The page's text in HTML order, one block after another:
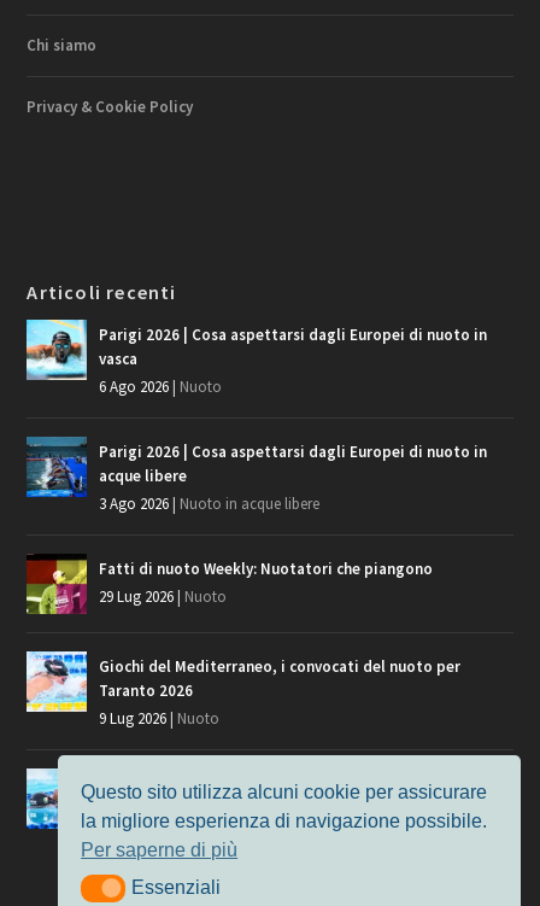
Chi siamo
Privacy & Cookie Policy
Articoli recenti
Parigi 2026 | Cosa aspettarsi dagli Europei di nuoto in
vasca
6 Ago 2026| Nuoto
Parigi 2026 | Cosa aspettarsi dagli Europei di nuoto in
acque libere
3 Ago 2026| Nuoto in acque libere
Fatti di nuoto Weekly: Nuotatori che piangono
29 Lug 2026| Nuoto
Giochi del Mediterraneo, i convocati del nuoto per
Taranto 2026
9 Lug 2026| Nuoto
Europei di Nuoto Parigi 2026: fra veterani e giovani, chi
7 Lug 2026
Nuoto
Questo sito utilizza alcuni cookie per assicurare
la migliore esperienza di navigazione possibile.
Per saperne di più
EssenzialiEssenziali